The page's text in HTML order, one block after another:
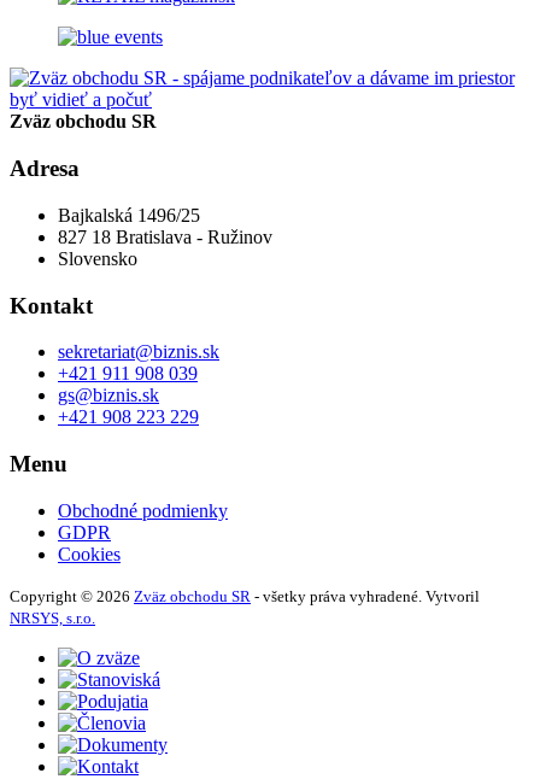
Zväz obchodu SR
Adresa
Bajkalská 1496/25
827 18 Bratislava - Ružinov
Slovensko
Kontakt
sekretariat@biznis.sk
+421 911 908 039
gs@biznis.sk
+421 908 223 229
Menu
Obchodné podmienky
GDPR
Cookies
Copyright © 2026 Zväz obchodu SR - všetky práva vyhradené. Vytvoril
NRSYS, s.r.o.